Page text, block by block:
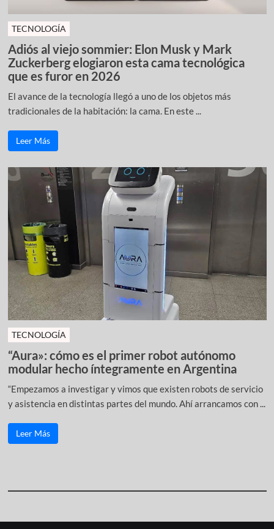
TECNOLOGÍA
Adiós al viejo sommier: Elon Musk y Mark
Zuckerberg elogiaron esta cama tecnológica
que es furor en 2026
El avance de la tecnología llegó a uno de los objetos más
tradicionales de la habitación: la cama. En este ...
Leer Más
TECNOLOGÍA
“Aura»: cómo es el primer robot autónomo
modular hecho íntegramente en Argentina
“Empezamos a investigar y vimos que existen robots de servicio
y asistencia en distintas partes del mundo. Ahí arrancamos con ...
Leer Más